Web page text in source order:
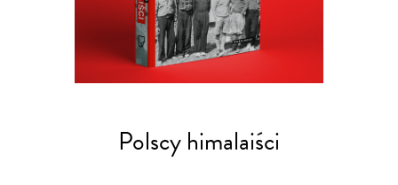
Polscy himalaiści